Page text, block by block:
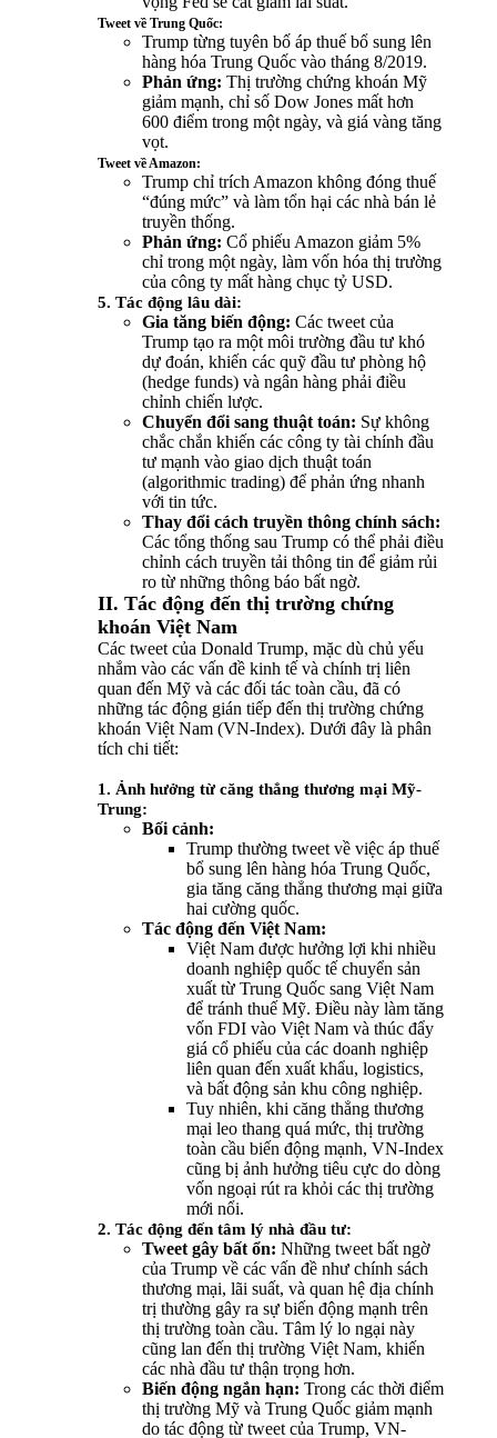
Tweet về Trung Quốc:
Trump từng tuyên bố áp thuế bổ sung lên
hàng hóa Trung Quốc vào tháng 8/2019.
Phản ứng: Thị trường chứng khoán Mỹ
giảm mạnh, chỉ số Dow Jones mất hơn
600 điểm trong một ngày, và giá vàng tăng
vọt.
Tweet về Amazon:
Trump chỉ trích Amazon không đóng thuế
“đúng mức” và làm tổn hại các nhà bán lẻ
truyền thống.
Phản ứng: Cổ phiếu Amazon giảm 5%
chỉ trong một ngày, làm vốn hóa thị trường
của công ty mất hàng chục tỷ USD.
5. Tác động lâu dài:
Gia tăng biến động: Các tweet của
Trump tạo ra một môi trường đầu tư khó
dự đoán, khiến các quỹ đầu tư phòng hộ
(hedge funds) và ngân hàng phải điều
chỉnh chiến lược.
Chuyển đổi sang thuật toán: Sự không
chắc chắn khiến các công ty tài chính đầu
tư mạnh vào giao dịch thuật toán
(algorithmic trading) để phản ứng nhanh
với tin tức.
Thay đổi cách truyền thông chính sách:
Các tổng thống sau Trump có thể phải điều
chỉnh cách truyền tải thông tin để giảm rủi
ro từ những thông báo bất ngờ.
II. Tác động đến thị trường chứng
khoán Việt Nam
Các tweet của Donald Trump, mặc dù chủ yếu
nhắm vào các vấn đề kinh tế và chính trị liên
quan đến Mỹ và các đối tác toàn cầu, đã có
những tác động gián tiếp đến thị trường chứng
khoán Việt Nam (VN-Index). Dưới đây là phân
tích chi tiết:
1. Ảnh hưởng từ căng thẳng thương mại Mỹ-
Trung:
Bối cảnh:
Trump thường tweet về việc áp thuế
bổ sung lên hàng hóa Trung Quốc,
gia tăng căng thẳng thương mại giữa
hai cường quốc.
Tác động đến Việt Nam:
Việt Nam được hưởng lợi khi nhiều
doanh nghiệp quốc tế chuyển sản
xuất từ Trung Quốc sang Việt Nam
để tránh thuế Mỹ. Điều này làm tăng
vốn FDI vào Việt Nam và thúc đẩy
giá cổ phiếu của các doanh nghiệp
liên quan đến xuất khẩu, logistics,
và bất động sản khu công nghiệp.
Tuy nhiên, khi căng thẳng thương
mại leo thang quá mức, thị trường
toàn cầu biến động mạnh, VN-Index
cũng bị ảnh hưởng tiêu cực do dòng
vốn ngoại rút ra khỏi các thị trường
mới nổi.
2. Tác động đến tâm lý nhà đầu tư:
Tweet gây bất ổn: Những tweet bất ngờ
của Trump về các vấn đề như chính sách
thương mại, lãi suất, và quan hệ địa chính
trị thường gây ra sự biến động mạnh trên
thị trường toàn cầu. Tâm lý lo ngại này
cũng lan đến thị trường Việt Nam, khiến
các nhà đầu tư thận trọng hơn.
Biến động ngắn hạn: Trong các thời điểm
thị trường Mỹ và Trung Quốc giảm mạnh
do tác động từ tweet của Trump, VN-